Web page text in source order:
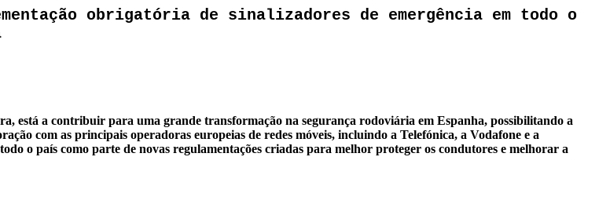
obrigatória de sinalizadores de emergência em todo o
está a contribuir para uma grande transformação na segurança rodoviária em Espanha, possibilitando a
com as principais operadoras europeias de redes móveis, incluindo a Telefónica, a Vodafone e a
o país como parte de novas regulamentações criadas para melhor proteger os condutores e melhorar a